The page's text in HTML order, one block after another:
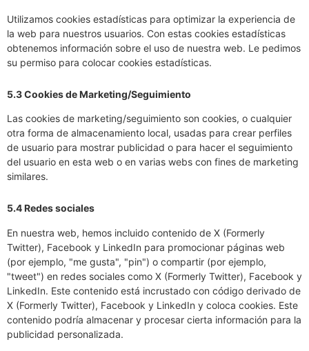
Utilizamos cookies estadísticas para optimizar la experiencia de
la web para nuestros usuarios. Con estas cookies estadísticas
obtenemos información sobre el uso de nuestra web. Le pedimos
su permiso para colocar cookies estadísticas.
5.3 Cookies de Marketing/Seguimiento
Las cookies de marketing/seguimiento son cookies, o cualquier
otra forma de almacenamiento local, usadas para crear perfiles
de usuario para mostrar publicidad o para hacer el seguimiento
del usuario en esta web o en varias webs con fines de marketing
similares.
5.4 Redes sociales
En nuestra web, hemos incluido contenido de X (Formerly
Twitter), Facebook y LinkedIn para promocionar páginas web
(por ejemplo, "me gusta", "pin") o compartir (por ejemplo,
"tweet") en redes sociales como X (Formerly Twitter), Facebook y
LinkedIn. Este contenido está incrustado con código derivado de
X (Formerly Twitter), Facebook y LinkedIn y coloca cookies. Este
contenido podría almacenar y procesar cierta información para la
publicidad personalizada.